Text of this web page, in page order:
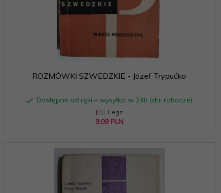
ROZMÓWKI SZWEDZKIE - Józef Trypućko
Dostępne od ręki – wysyłka w 24h (dni robocze)
1 egz.
9,09 PLN